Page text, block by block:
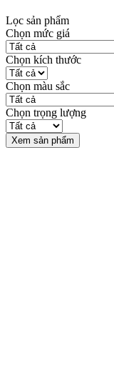
Lọc sản phẩm
Chọn mức giá
Chọn kích thước
Chọn màu sắc
Chọn trọng lượng
Xem sản phẩm